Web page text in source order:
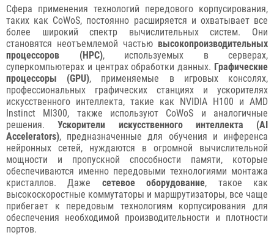
Сфера применения технологий передового корпусирования,
таких как CoWoS, постоянно расширяется и охватывает все
более широкий спектр вычислительных систем. Они
становятся неотъемлемой частью высокопроизводительных
процессоров (HPC), используемых в серверах,
суперкомпьютерах и центрах обработки данных. Графические
процессоры (GPU), применяемые в игровых консолях,
профессиональных графических станциях и ускорителях
искусственного интеллекта, такие как NVIDIA H100 и AMD
Instinct MI300, также используют CoWoS и аналогичные
решения.Ускорители искусственного интеллекта (AI
Accelerators), предназначенные для обучения и инференса
нейронных сетей, нуждаются в огромной вычислительной
мощности и пропускной способности памяти, которые
обеспечиваются именно передовыми технологиями монтажа
кристаллов. Даже сетевое оборудование, такое как
высокоскоростные коммутаторы и маршрутизаторы, все чаще
прибегает к передовым технологиям корпусирования для
обеспечения необходимой производительности и плотности
портов.